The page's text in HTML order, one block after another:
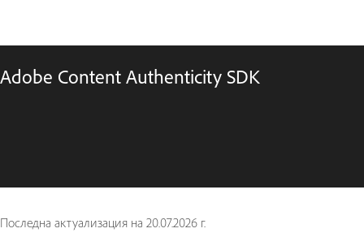
Adobe Content Authenticity SDK
Последна актуализация на 20.07.2026 г.